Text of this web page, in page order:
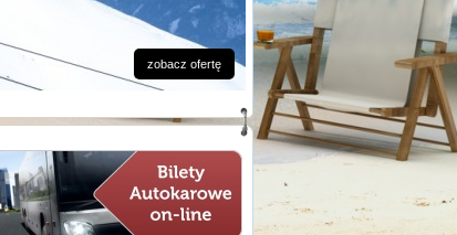
zobacz ofertę